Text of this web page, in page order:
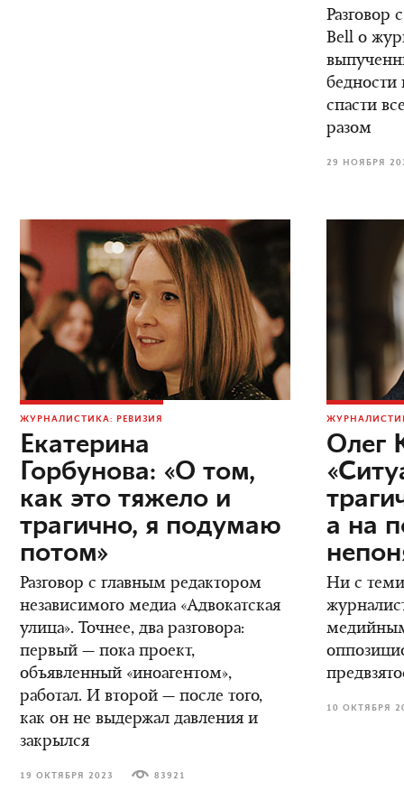
Разговор
Bell о
бедности
спасти
разом
29 НОЯБРЯ
ЖУРНАЛИСТИКА: РЕВИЗИЯ
Екатерина
Горбунова: «О том,
как это тяжело и
трагично, я подумаю
потом»
Разговор с главным редактором
независимого медиа «Адвокатская
улица». Точнее, два разговора:
первый — пока проект,
объявленный «иноагентом»,
работал. И второй — после того,
как он не выдержал давления и
закрылся
19 ОКТЯБРЯ 2023 83921
Олег
а на
Ни с
10 ОКТЯБРЯ